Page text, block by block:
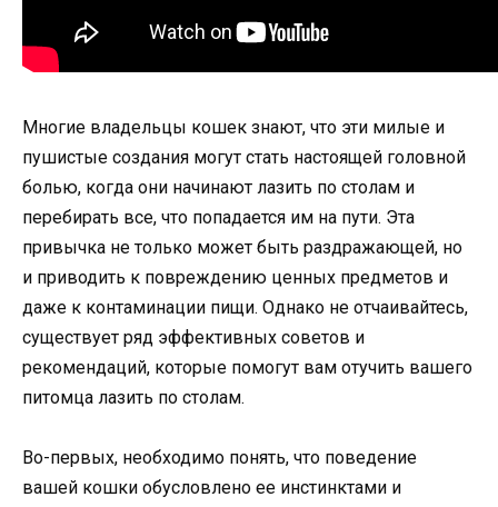
Многие владельцы кошек знают, что эти милые и
пушистые создания могут стать настоящей головной
болью, когда они начинают лазить по столам и
перебирать все, что попадается им на пути. Эта
привычка не только может быть раздражающей, но
и приводить к повреждению ценных предметов и
даже к контаминации пищи. Однако не отчаивайтесь,
существует ряд эффективных советов и
рекомендаций, которые помогут вам отучить вашего
питомца лазить по столам.
Во-первых, необходимо понять, что поведение
вашей кошки обусловлено ее инстинктами и